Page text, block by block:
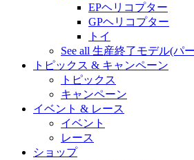
EPヘリコプター
GPヘリコプター
トイ
See all 生産終了モデル(パ
トピックス & キャンペーン
トピックス
キャンペーン
イベント & レース
イベント
レース
ショップ